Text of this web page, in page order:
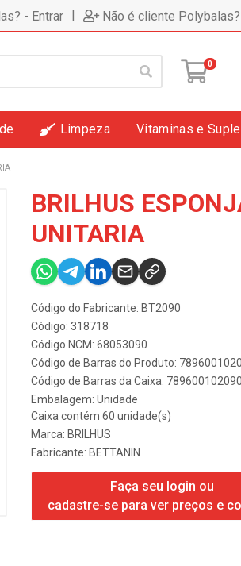
- Entrar | Não é cliente
0
Limpeza Vitaminas e
BRILHUS
UNITARIA
Código do Fabricante: BT2090
Código: 318718
Código NCM: 68053090
Código de Barras do Produto:
Código de Barras da Caixa:
Embalagem: Unidade
Caixa contém 60 unidade(s)
Marca: BRILHUS
Fabricante: BETTANIN
Faça seu login ou
cadastre-se para ver preços e